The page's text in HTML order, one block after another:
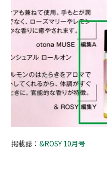
掲載誌：&ROSY 10月号